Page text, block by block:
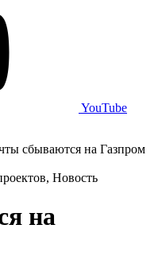
YouTube
сбываются на Газпром
Новость
на